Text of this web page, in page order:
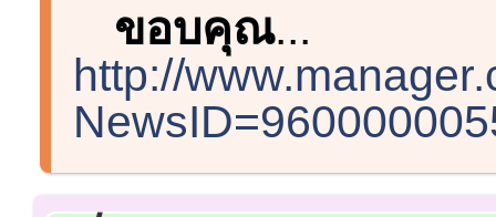
ขอบคุณ...
http://